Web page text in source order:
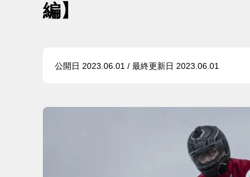
編】
公開日 2023.06.01 / 最終更新日 2023.06.01